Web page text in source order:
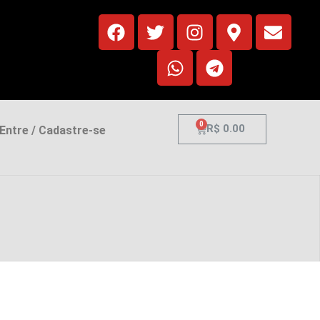
Entre / Cadastre-se R$ 0.00
0